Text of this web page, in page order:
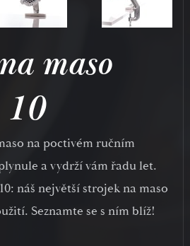
maso
na poctivém ručním
a vydrží vám řadu let.
náš největší strojek na maso
Seznamte se s ním blíž!